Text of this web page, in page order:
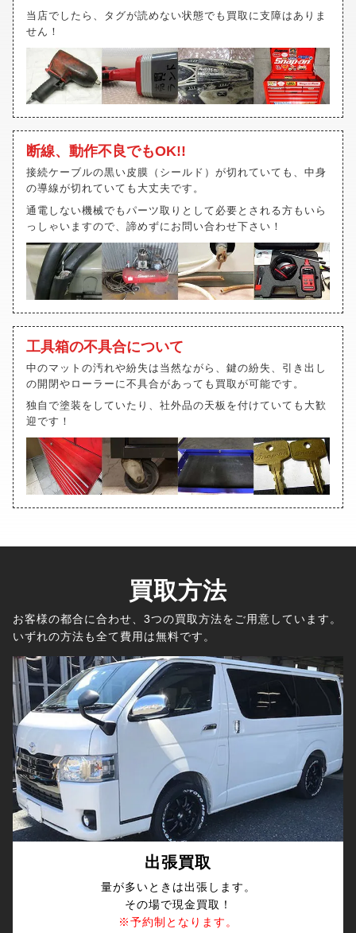
当店でしたら、タグが読めない状態でも買取に支障はありま
せん！
断線、動作不良でもOK!!
接続ケーブルの黒い皮膜（シールド）が切れていても、中身
の導線が切れていても大丈夫です。
通電しない機械でもパーツ取りとして必要とされる方もいら
っしゃいますので、諦めずにお問い合わせ下さい！
工具箱の不具合について
中のマットの汚れや紛失は当然ながら、鍵の紛失、引き出し
の開閉やローラーに不具合があっても買取が可能です。
独自で塗装をしていたり、社外品の天板を付けていても大歓
迎です！
買取方法
お客様の都合に合わせ、3つの買取方法をご用意しています。
いずれの方法も全て費用は無料です。
出張買取
量が多いときは出張します。
その場で現金買取！
※予約制となります。